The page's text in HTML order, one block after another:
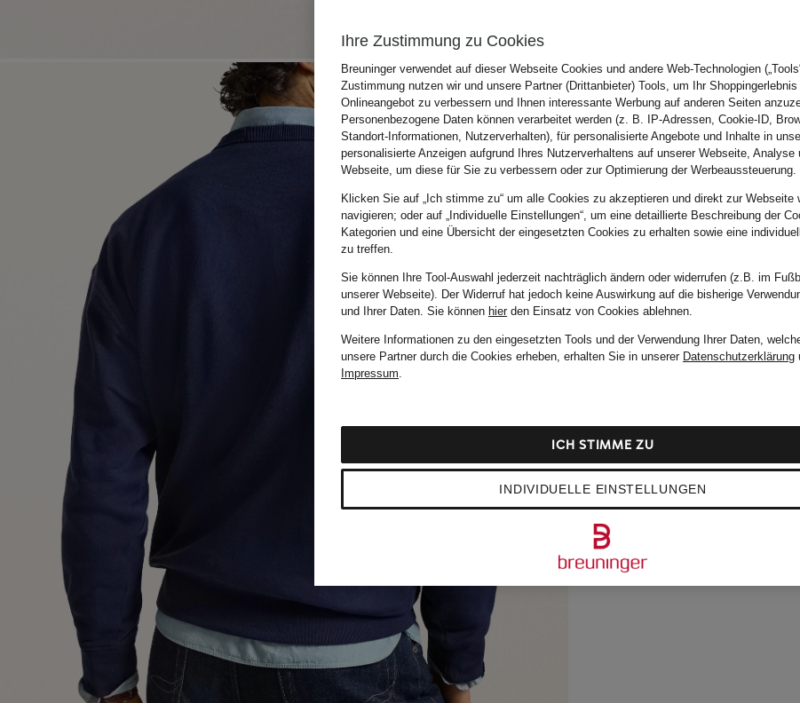
Ihre Zustimmung zu Cookies
Breuninger verwendet auf dieser Webseite Cookies und andere Web-Technologien
Zustimmung nutzen wir und unsere Partner (Drittanbieter) Tools, um Ihr
Onlineangebot zu verbessern und Ihnen interessante Werbung auf anderen Seiten
Personenbezogene Daten können verarbeitet werden (z. B. IP-Adressen, Cookie-ID,
Standort-Informationen, Nutzerverhalten), für personalisierte Angebote und Inhalte in
personalisierte Anzeigen aufgrund Ihres Nutzerverhaltens auf unserer Webseite, Analyse
Webseite, um diese für Sie zu verbessern oder zur Optimierung der Werbeaussteuerung.
Klicken Sie auf „Ich stimme zu“ um alle Cookies zu akzeptieren und direkt zur Webseite
navigieren; oder auf „Individuelle Einstellungen“, um eine detaillierte Beschreibung der
Kategorien und eine Übersicht der eingesetzten Cookies zu erhalten sowie eine
zu treffen.
Sie können Ihre Tool-Auswahl jederzeit nachträglich ändern oder widerrufen (z.B. im
unserer Webseite). Der Widerruf hat jedoch keine Auswirkung auf die bisherige
und Ihrer Daten. Sie können hierden Einsatz von Cookies ablehnen.
Weitere Informationen zu den eingesetzten Tools und der Verwendung Ihrer Daten,
unsere Partner durch die Cookies erheben, erhalten Sie in unserer Datenschutzerklärung
Impressum.
INDIVIDUELLE EINSTELLUNGEN
ICH STIMME ZU